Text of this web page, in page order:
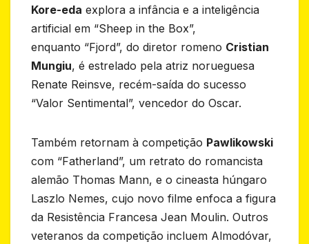
Kore-eda explora a infância e a inteligência
artificial em “Sheep in the Box”,
enquanto “Fjord”, do diretor romeno Cristian
Mungiu, é estrelado pela atriz norueguesa
Renate Reinsve, recém-saída do sucesso
“Valor Sentimental”, vencedor do Oscar.
Também retornam à competição Pawlikowski
com “Fatherland”, um retrato do romancista
alemão Thomas Mann, e o cineasta húngaro
Laszlo Nemes, cujo novo filme enfoca a figura
da Resistência Francesa Jean Moulin. Outros
veteranos da competição incluem Almodóvar,